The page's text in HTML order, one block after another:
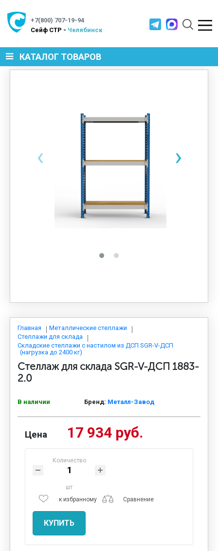
+7(800) 707-19-94
Cейф СТР - Челябинск
КАТАЛОГ ТОВАРОВ
МЕТАЛЛИЧЕСКАЯ МЕБЕЛЬ
МЕТАЛЛИЧЕСКИЕ СТЕЛЛАЖИ
ПРОИЗВОДСТВЕННАЯ МЕБЕЛЬ
МЕДИЦИНСКАЯ МЕБЕЛЬ
СИСТЕМЫ ХРАНЕНИЯ
МЕБЕЛЬ ДЛЯ ДОМА
‹ ›
Главная
Металлические стеллажи
Стеллажи для склада
Складские стеллажи с настилом из ДСП SGR-V-ДСП
(нагрузка до 2400 кг)
Стеллаж для склада SGR-V-ДСП 1883-
2.0
В наличии Бренд: Металл-Завод
Цена 17 934 руб.
Количество
шт
к избранному
Сравнение
КУПИТЬ